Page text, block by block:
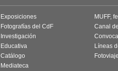
Exposiciones
Fotografías del CdF
Investigación
Educativa
Catálogo
Mediateca
MUFF,
Canal
Líneas